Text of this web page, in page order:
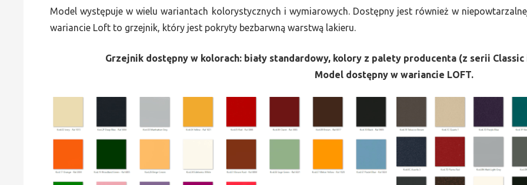
Model występuje w wielu wariantach kolorystycznych i wymiarowych. Dostępny jest również w
wariancie Loft to grzejnik, który jest pokryty bezbarwną warstwą lakieru.
Grzejnik dostępny w kolorach: biały standardowy, kolory z palety producenta (z serii
Model dostępny w wariancie LOFT.